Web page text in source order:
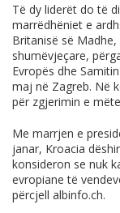
Të dy liderët do të
marrëdhëniet e
Britanisë së
shumëvjeçare,
Evropës dhe
maj në Zagreb. Në
për zgjerimin e
Me marrjen e
janar, Kroacia
konsideron se nuk
evropiane të
përcjell albinfo.ch.